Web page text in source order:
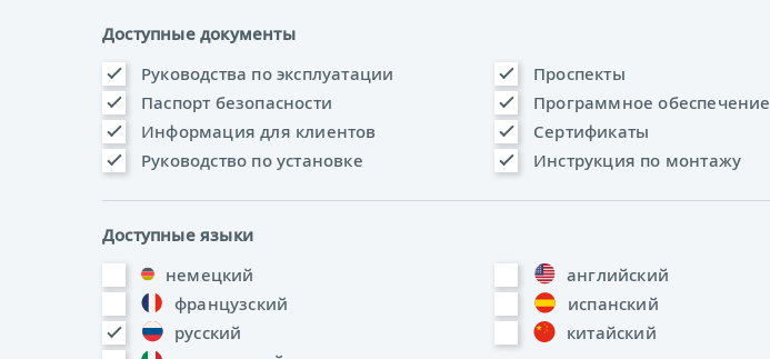
Доступные документы
Руководства по эксплуатации
Проспекты
Паспорт безопасности
Программное обеспечение
Информация для клиентов
Сертификаты
Руководство по установке
Инструкция по монтажу
Доступные языки
немецкий
английский
французский
испанский
русский
китайский